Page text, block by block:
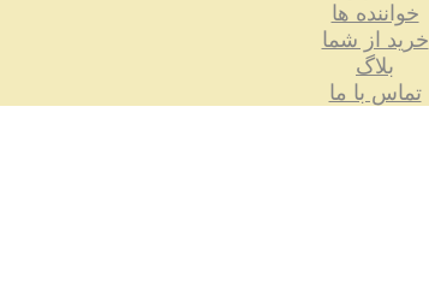
خواننده ها
خرید از شما
بلاگ
تماس با ما